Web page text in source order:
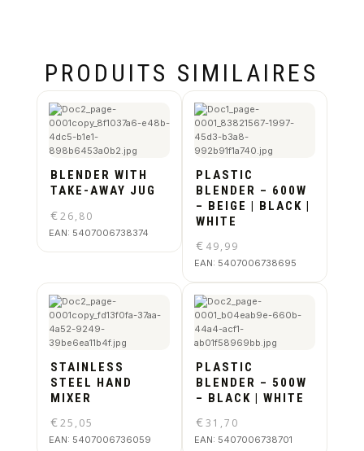
PRODUITS SIMILAIRES
BLENDER WITH
TAKE-AWAY JUG
€26,80
EAN: 5407006738374
PLASTIC
BLENDER – 600W
– BEIGE | BLACK |
WHITE
€ 49,99
EAN: 5407006738695
STAINLESS
STEEL HAND
MIXER
€25,05
EAN: 5407006736059
PLASTIC
BLENDER – 500W
– BLACK | WHITE
€31,70
EAN: 5407006738701